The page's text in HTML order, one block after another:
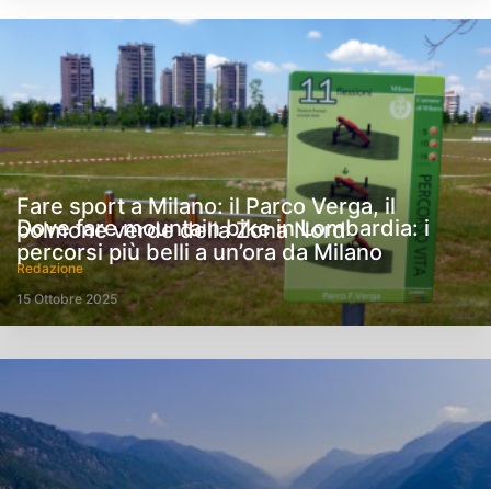
Fare sport a Milano: il Parco Verga, il
polmone verde della Zona Nord
Redazione
15 Ottobre 2025
Dove fare mountain bike in Lombardia: i
percorsi più belli a un’ora da Milano